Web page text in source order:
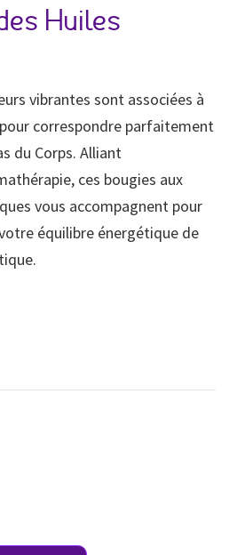
Huiles
vibrantes sont associées à
correspondre parfaitement
du Corps. Alliant
ces bougies aux
vous accompagnent pour
équilibre énergétique de